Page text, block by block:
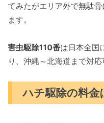
てみたがエリア外で無駄
ます。
害虫駆除110番は日本全国
り、沖縄～北海道まで対応
ハチ駆除の料